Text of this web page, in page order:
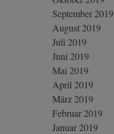
September 2019
August 2019
Juli 2019
Juni 2019
Mai 2019
April 2019
März 2019
Februar 2019
Januar 2019